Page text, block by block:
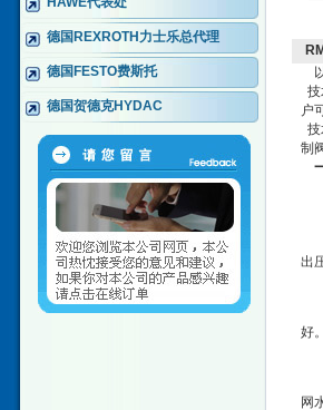
德国REXROTH力士乐总代理
德国FESTO费斯托
德国贺德克HYDAC
户
制
出
好
网